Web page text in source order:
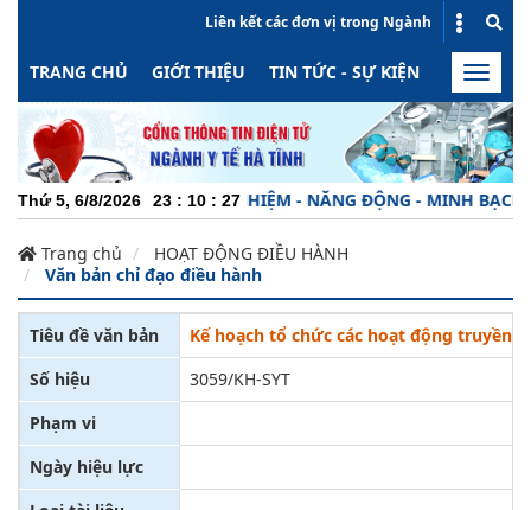
Liên kết các đơn vị trong Ngành
TRANG CHỦ GIỚI THIỆU TIN TỨC - SỰ KIỆN HOẠT
Toggle
Thứ 5, 6/8/2026 23 : 10 : 28
NGHIỆP - TRÁCH NHIỆM - NĂNG ĐỘNG - MINH BẠCH -
Trang chủ
HOẠT ĐỘNG ĐIỀU HÀNH
Văn bản chỉ đạo điều hành
Tiêu đề văn bản
Kế hoạch tổ chức các hoạt động truyền
Số hiệu
3059/KH-SYT
Phạm vi
Ngày hiệu lực